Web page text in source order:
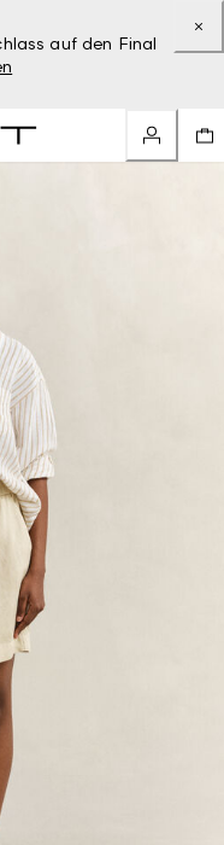
auf den Final